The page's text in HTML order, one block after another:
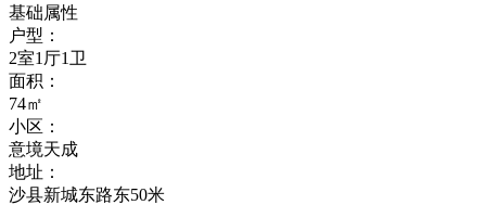
基础属性
户型：
2室1厅1卫
面积：
74㎡
小区：
意境天成
地址：
沙县新城东路东50米